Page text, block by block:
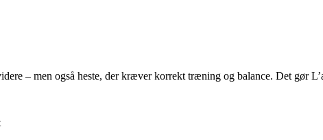
– men også heste, der kræver korrekt træning og balance. Det gør